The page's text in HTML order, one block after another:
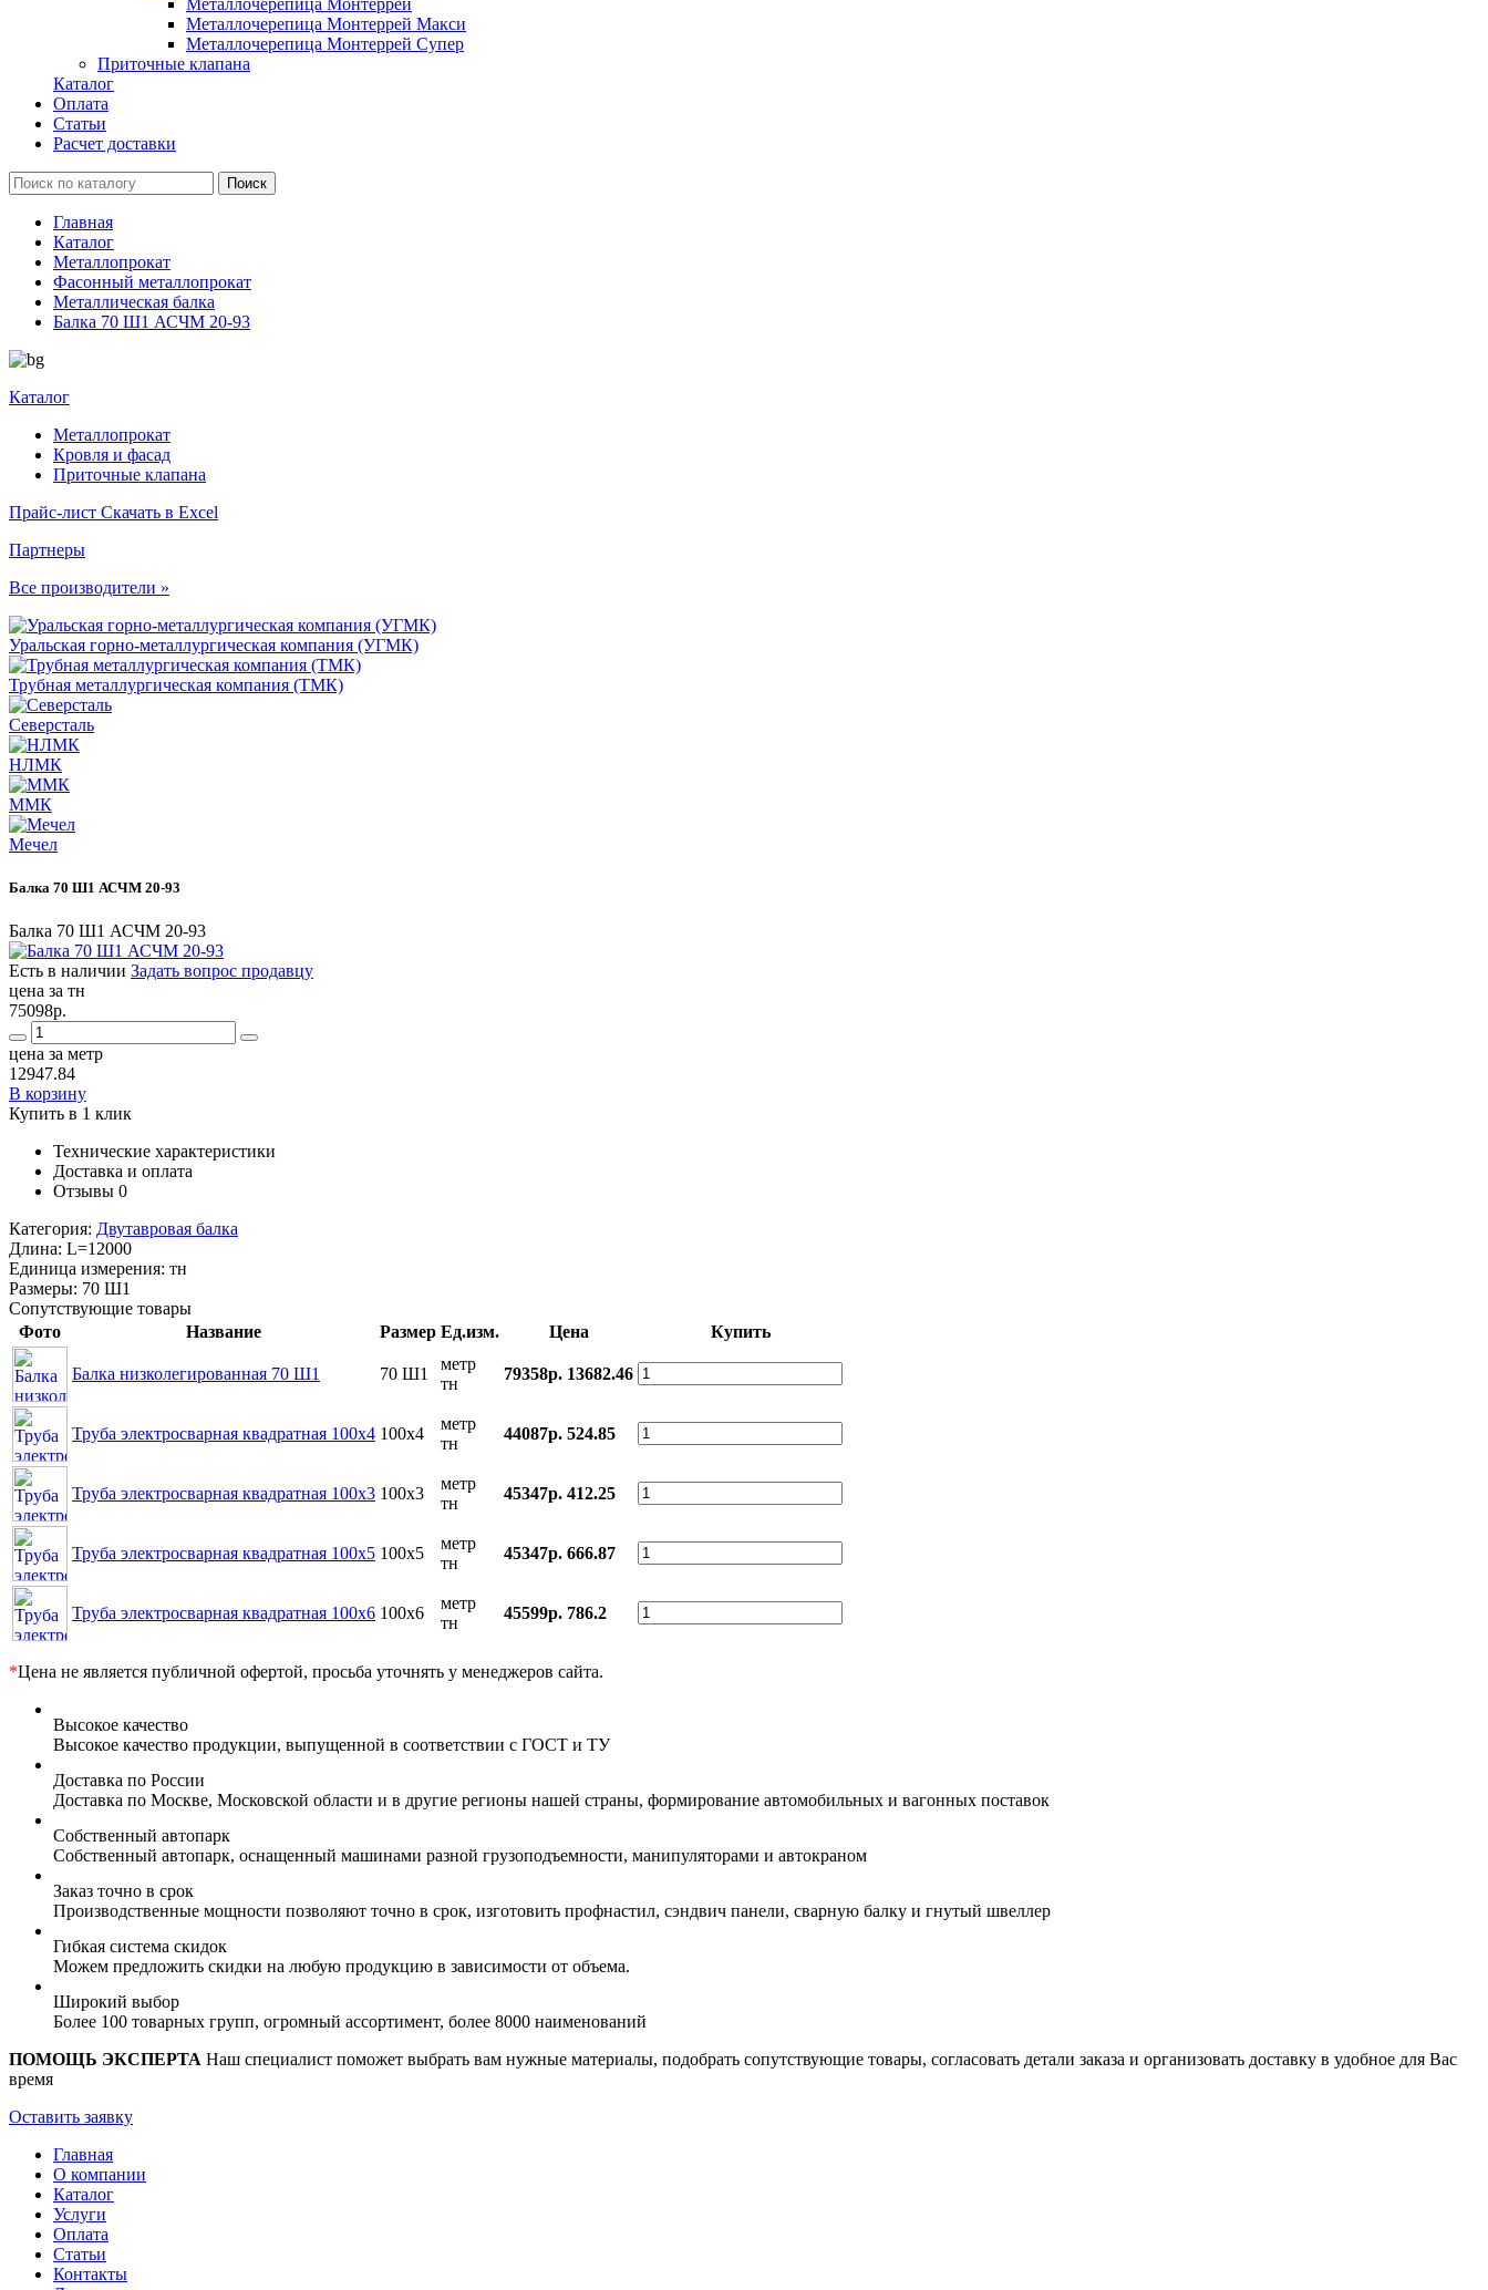
Металлочерепица Монтеррей
Металлочерепица Монтеррей Макси
Металлочерепица Монтеррей Супер
Приточные клапана
Каталог
Оплата
Статьи
Расчет доставки
Главная
Каталог
Металлопрокат
Фасонный металлопрокат
Металлическая балка
Балка 70 Ш1 АСЧМ 20-93
Каталог
Металлопрокат
Кровля и фасад
Приточные клапана
Прайс-лист Скачать в Excel
Партнеры
Все производители »
Уральская горно-металлургическая компания (УГМК)
Трубная металлургическая компания (ТМК)
Северсталь
НЛМК
ММК
Мечел
Балка 70 Ш1 АСЧМ 20-93
Балка 70 Ш1 АСЧМ 20-93
Есть в наличии Задать вопрос продавцу
цена за тн
75098р.
цена за метр
12947.84
В корзину
Купить в 1 клик
Технические характеристики
Доставка и оплата
Отзывы 0
Категория: Двутавровая балка
Длина: L=12000
Единица измерения: тн
Размеры: 70 Ш1
Сопутствующие товары
Фото
Название Размер Ед.изм. Цена Купить
Балка низколегированная 70 Ш1 70 Ш1
метр
тн
79358р. 13682.46
Труба электросварная квадратная 100x4 100x4
метр
тн
44087р. 524.85
Труба электросварная квадратная 100x3 100x3
метр
тн
45347р. 412.25
Труба электросварная квадратная 100x5 100x5
метр
тн
45347р. 666.87
Труба электросварная квадратная 100x6 100x6
метр
тн
45599р. 786.2
*Цена не является публичной офертой, просьба уточнять у менеджеров сайта.
Высокое качество
Высокое качество продукции, выпущенной в соответствии с ГОСТ и ТУ
Доставка по России
Доставка по Москве, Московской области и в другие регионы нашей страны, формирование автомобильных и вагонных поставок
Собственный автопарк
Собственный автопарк, оснащенный машинами разной грузоподъемности, манипуляторами и автокраном
Заказ точно в срок
Производственные мощности позволяют точно в срок, изготовить профнастил, сэндвич панели, сварную балку и гнутый швеллер
Гибкая система скидок
Можем предложить скидки на любую продукцию в зависимости от объема.
Широкий выбор
Более 100 товарных групп, огромный ассортимент, более 8000 наименований
ПОМОЩЬ ЭКСПЕРТА Наш специалист поможет выбрать вам нужные материалы, подобрать сопутствующие товары, согласовать детали заказа и организовать доставку в удобное для Вас
время
Оставить заявку
Главная
О компании
Каталог
Услуги
Оплата
Статьи
Контакты